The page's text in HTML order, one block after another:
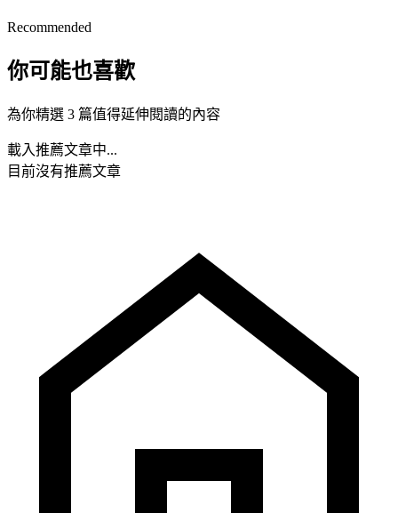
Recommended
你可能也喜歡
為你精選 3 篇值得延伸閱讀的內容
載入推薦文章中...
目前沒有推薦文章